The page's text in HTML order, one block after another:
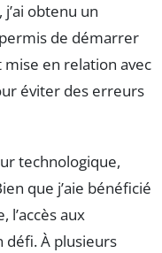
obtenu un
de démarrer
mise en relation avec
éviter des erreurs
technologique,
que j’aie bénéficié
l’accès aux
défi. À plusieurs